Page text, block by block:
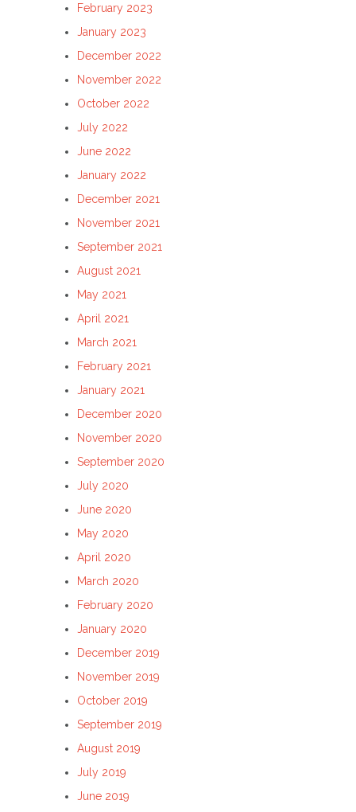
February 2023
January 2023
December 2022
November 2022
October 2022
July 2022
June 2022
January 2022
December 2021
November 2021
September 2021
August 2021
May 2021
April 2021
March 2021
February 2021
January 2021
December 2020
November 2020
September 2020
July 2020
June 2020
May 2020
April 2020
March 2020
February 2020
January 2020
December 2019
November 2019
October 2019
September 2019
August 2019
July 2019
June 2019